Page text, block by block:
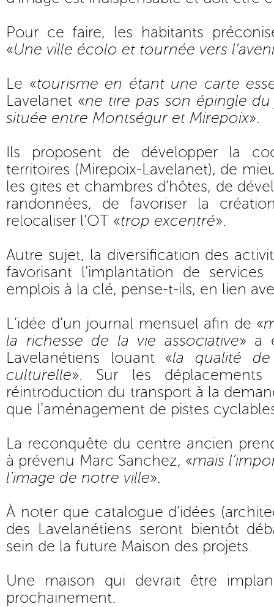
Pour ce faire, les habitants
«Une ville écolo et tournée vers
Le «tourisme en étant une carte
Lavelanet «ne tire pas son épingle du
située entre Montségur et Mirepoix».
Ils proposent de développer la
territoires (Mirepoix-Lavelanet), de
les gites et chambres d’hôtes, de
randonnées, de favoriser la
relocaliser l’OT «trop excentré».
Autre sujet, la diversification des
favorisant l’implantation de
emplois à la clé, pense-t-ils, en lien
L’idée d’un journal mensuel afin de «
la richesse de la vie associative» a
Lavelanétiens louant «la qualité
culturelle». Sur les
réintroduction du transport à la
que l’aménagement de pistes
La reconquête du centre ancien
à prévenu Marc Sanchez, «mais
l’image de notre ville».
À noter que catalogue d’idées
des Lavelanétiens seront bientôt
sein de la future Maison des projets.
Une maison qui devrait être
prochainement.